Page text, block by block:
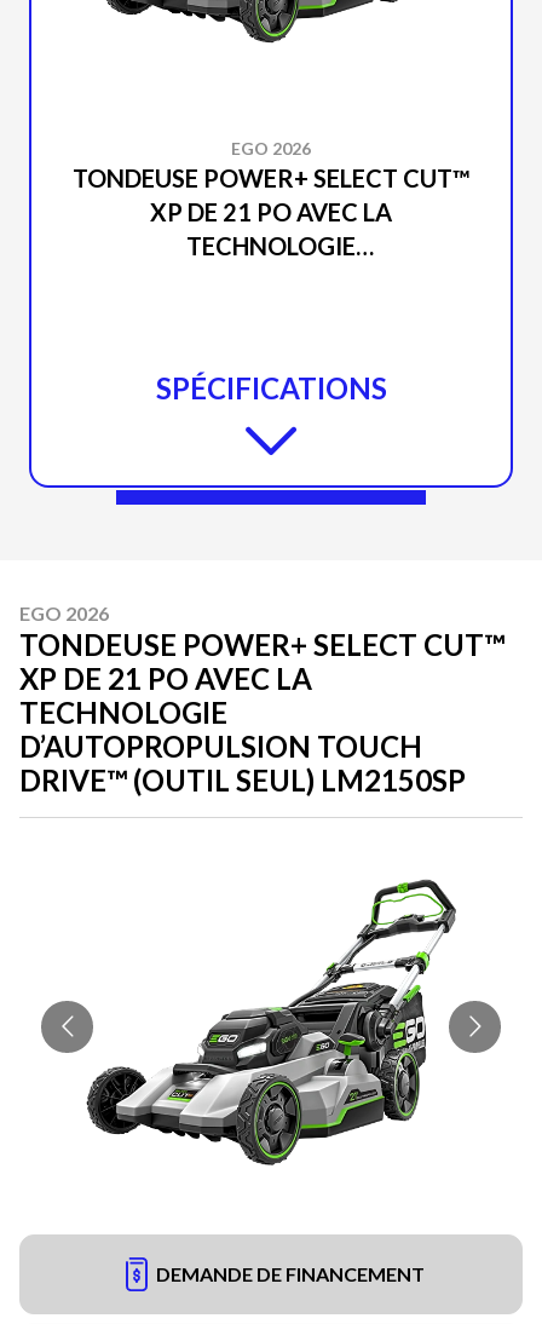
EGO 2026
TONDEUSE POWER+ SELECT CUT™
XP DE 21 PO AVEC LA
TECHNOLOGIE
SPÉCIFICATIONS
EGO 2026
TONDEUSE POWER+ SELECT CUT™
XP DE 21 PO AVEC LA
TECHNOLOGIE
D’AUTOPROPULSION TOUCH
DRIVE™ (OUTIL SEUL) LM2150SP
DEMANDE DE FINANCEMENT